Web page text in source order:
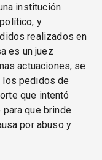
institución
y
realizados en
es un juez
actuaciones, se
los pedidos de
que intentó
que brinde
por abuso y